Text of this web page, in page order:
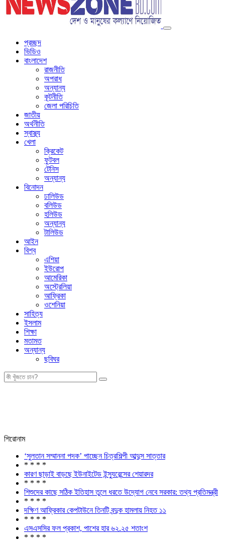
প্রচ্ছদ
ভিডিও
বাংলাদেশ
রাজনীতি
অপরাধ
অন্যান্য
কূটনীতি
জেলা পরিচিতি
জাতীয়
অর্থনীতি
স্বাস্থ্য
খেলা
ক্রিকেট
ফুটবল
টেনিস
অন্যান্য
বিনোদন
ঢালিউড
বলিউড
হলিউড
অন্যান্য
টালিউড
আইন
বিশ্ব
এশিয়া
ইউরোপ
আমেরিকা
অস্ট্রেলিয়া
আফ্রিকা
ওশেনিয়া
সাহিত্য
ইসলাম
শিক্ষা
মতামত
অন্যান্য
ছবিঘর
শিরোনাম
‘সুলতান সম্মাননা পদক’ পাচ্ছেন চিত্রশিল্পী আব্দুস সাত্তার
* * * *
কারণ ছাড়াই বাড়ছে ইউনাইটেড ইন্স্যুরেন্সের শেয়ারদর
* * * *
শিশুদের কাছে সঠিক ইতিহাস তুলে ধরতে উদ্যোগ নেবে সরকার: তথ্য প্রতিমন্ত্রী
* * * *
দক্ষিণ আফ্রিকার কেপটাউনে তিনটি বন্দুক হামলায় নিহত ১১
* * * *
এসএসসির ফল প্রকাশ, পাশের হার ৬২.২৫ শতাংশ
* * * *